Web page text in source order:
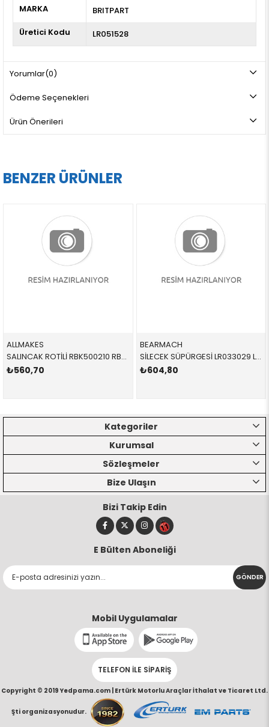
MARKA
BRITPART
Üretici Kodu
LR051528
Yorumlar(0)
Ödeme Seçenekleri
Ürün Önerileri
BENZER ÜRÜNLER
ALLMAKES
SALINCAK ROTİLİ RBK500210 RBK500210 RBK500210 VOGUE ÜST-ÖN SAĞ-SOL 2002-2012
₺560,70
BEARMACH
SİLECEK SÜPÜRGESİ LR033029 LR033029 LR033029
₺604,80
Kategoriler
Kurumsal
Sözleşmeler
Bize Ulaşın
Bizi Takip Edin
E Bülten Aboneliği
GÖNDER
Mobil Uygulamalar
TELEFON İLE SİPARİŞ
Copyright © 2019 Yedpama.com | Ertürk Motorlu Araçlar İthalat ve Ticaret Ltd.
Şti organizasyonudur.